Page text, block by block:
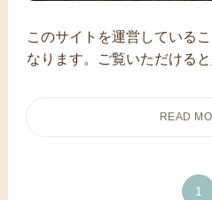
このサイトを運営している
なります。ご覧いただけると
1